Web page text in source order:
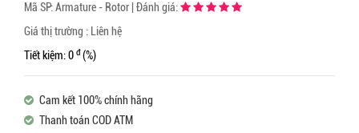
Mã SP:Armature - Rotor Đánh giá:
Giá thị trường : Liên hệ
Tiết kiệm: 0 đ (%)
Cam kết 100% chính hãng
Thanh toán COD ATM